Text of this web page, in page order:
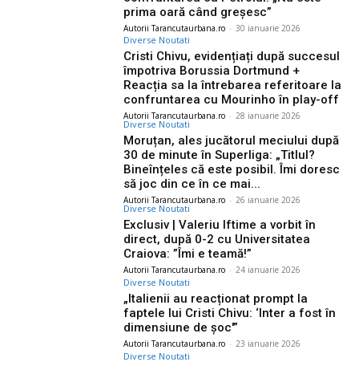
prima oară când greșesc”
Autorii Tarancutaurbana.ro - 30 ianuarie 2026
Diverse Noutati
Cristi Chivu, evidențiați după succesul
împotriva Borussia Dortmund +
Reacția sa la întrebarea referitoare la
confruntarea cu Mourinho în play-off
Autorii Tarancutaurbana.ro - 28 ianuarie 2026
Diverse Noutati
Moruțan, ales jucătorul meciului după
30 de minute în Superliga: „Titlul?
Bineînțeles că este posibil. Îmi doresc
să joc din ce în ce mai...
Autorii Tarancutaurbana.ro - 26 ianuarie 2026
Diverse Noutati
Exclusiv | Valeriu Iftime a vorbit în
direct, după 0-2 cu Universitatea
Craiova: ”Îmi e teamă!”
Autorii Tarancutaurbana.ro - 24 ianuarie 2026
Diverse Noutati
„Italienii au reacționat prompt la
faptele lui Cristi Chivu: ‘Inter a fost în
dimensiune de șoc'”
Autorii Tarancutaurbana.ro - 23 ianuarie 2026
Diverse Noutati